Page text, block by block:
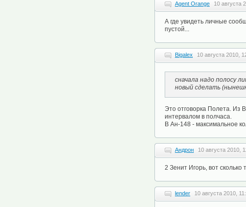
Agent Orange 10 августа
А где увидеть личные
пустой...
Bigalex 10 августа 2010,
сначала надо полосу
новый сделать
Это отговорка Полета. Из
интервалом в полчаса.
В Ан-148 - максимальное
Андрон 10 августа 2010,
2 Зенит Игорь, вот
lender 10 августа 2010,